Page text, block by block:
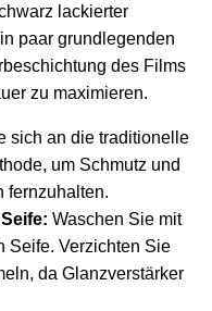
lackierter
paar grundlegenden
des Films
zu maximieren.
sich an die traditionelle
um Schmutz und
fernzuhalten.
Waschen Sie mit
Seife. Verzichten Sie
da Glanzverstärker